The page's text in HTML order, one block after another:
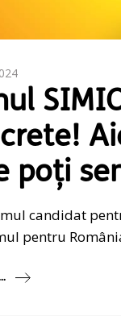
poți
candidat
pentru